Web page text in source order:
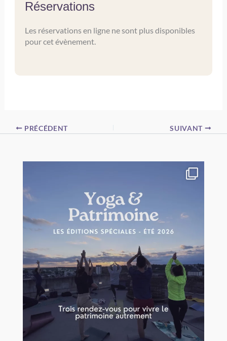
Réservations
Les réservations en ligne ne sont plus disponibles
pour cet évènement.
PRÉCÉDENT SUIVANT